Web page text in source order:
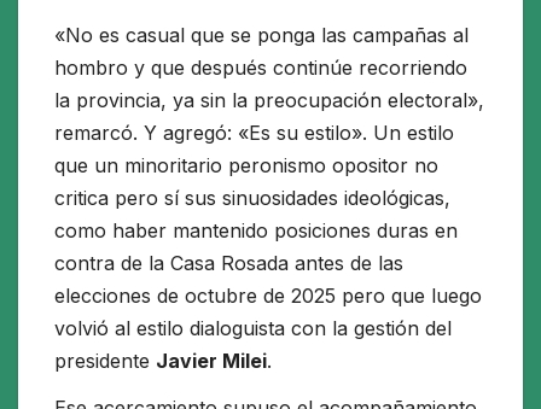
«No es casual que se ponga las campañas al
hombro y que después continúe recorriendo
la provincia, ya sin la preocupación electoral»,
remarcó. Y agregó: «Es su estilo». Un estilo
que un minoritario peronismo opositor no
critica pero sí sus sinuosidades ideológicas,
como haber mantenido posiciones duras en
contra de la Casa Rosada antes de las
elecciones de octubre de 2025 pero que luego
volvió al estilo dialoguista con la gestión del
presidente Javier Milei.